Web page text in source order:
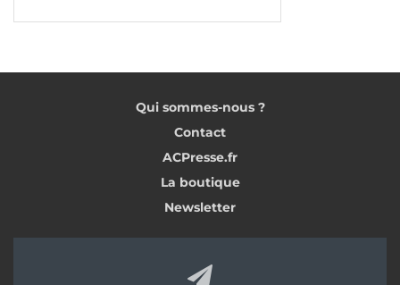
Et concerne l’ensemble des entreprises
artisanales, quelle que soit leur taille. Les
moins de 10 salariés sont concernées par une
Une situation provoquée en partie par l’arrêt
Qui sommes-nous ?
Contact
ACPresse.fr
La boutique
Newsletter